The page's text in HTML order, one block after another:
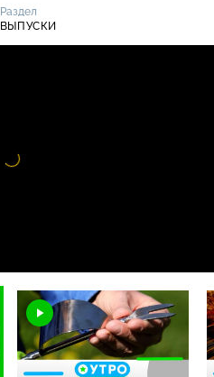
Раздел
ВЫПУСКИ
Видео
проигрыватель